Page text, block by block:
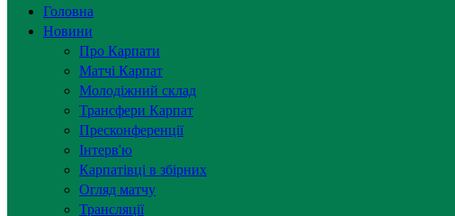
Головна
Новини
Про Карпати
Матчі Карпат
Молодіжний склад
Трансфери Карпат
Пресконференції
Інтерв’ю
Карпатівці в збірних
Огляд матчу
Трансляції